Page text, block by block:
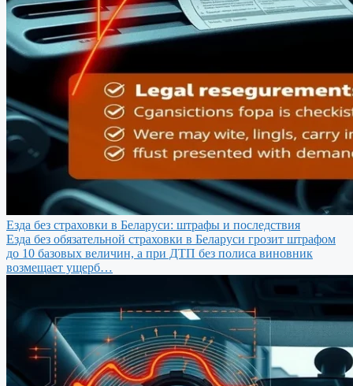
Езда без страховки в Беларуси: штрафы и последствия
Езда без обязательной страховки в Беларуси грозит штрафом
до 10 базовых величин, а при ДТП без полиса виновник
возмещает ущерб…